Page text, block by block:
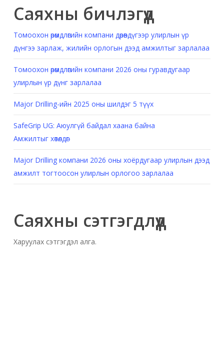
Саяхны бичлэгүүд
Томоохон өрөмдлөгийн компани дөрөвдүгээр улирлын үр
дүнгээ зарлаж, жилийн орлогын дээд амжилтыг зарлалаа
Томоохон өрөмдлөгийн компани 2026 оны гуравдугаар
улирлын үр дүнг зарлалаа
Major Drilling-ийн 2025 оны шилдэг 5 түүх
SafeGrip UG: Аюулгүй байдал хаана байна
Амжилтыг хөтөлдөг
Major Drilling компани 2026 оны хоёрдугаар улирлын дээд
амжилт тогтоосон улирлын орлогоо зарлалаа
Саяхны сэтгэгдлүүд
Харуулах сэтгэгдэл алга.